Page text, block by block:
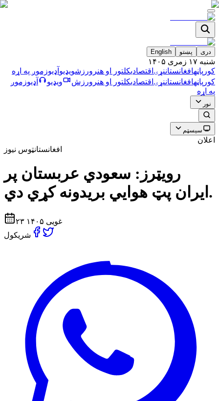
دری پښتو English
شنبه ۱۷ زمری ۱۴۰۵
کورپاڼهافغانستاننړۍ اقتصاديکلتور او هنر ورزشویډیو آډیوزموږ په اړه
کورپاڼهافغانستاننړۍ اقتصاديکلتور او هنر ورزش ویډیو آډیوزموږ
په اړه
نور
سیسټم
اعلان
افغانستانټوس نیوز
رويټرز: سعودي عربستان پر
ايران پټ هوايي بريدونه كړي دي.
۲۳ غویی ۱۴۰۵
شریکول